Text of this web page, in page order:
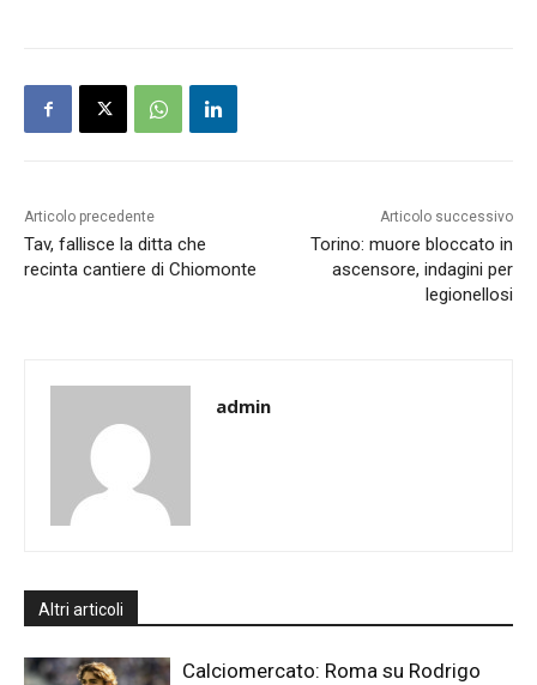
Articolo precedente
Tav, fallisce la ditta che
recinta cantiere di Chiomonte
Articolo successivo
Torino: muore bloccato in
ascensore, indagini per
legionellosi
admin
Altri articoli
Calciomercato: Roma su Rodrigo